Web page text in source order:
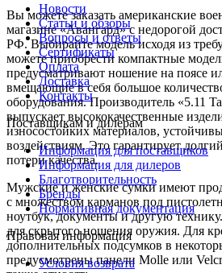
Вы можете заказать американские
магазине «Авангард» с недорогой
РФ. Выбирайте модель исходя из
можете приобрести компактные
предусматривают ношение на поясе
вмещающие в себя большое
оборудования. Производитель «5.11
выпускает высококачественные
износостойких материалов,
воздействиям. Это гарантирует
потери качества.
Мужские и женские сумки имеют
с множеством карманов под
ноутбук, документы и другую
для скрытого ношения оружия. Для
дополнительных подсумков в
предусмотрены панели Molle или
Новости
Статьи и обзоры
Вопросы и ответы
Сертификаты
Оплата
Доставка
Контакты
Поставщикам и дилерам
Информация для поставщиков
Информация для дилеров
Благотворительность
Бренды
Нормативная документация
Правовая информация
Условия возврата